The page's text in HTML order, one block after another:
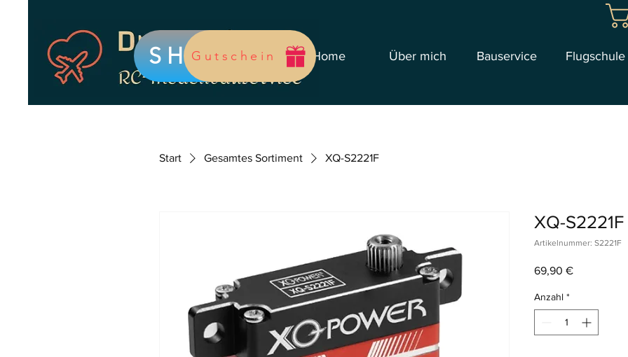
SHOP Home Über mich Bauservice Flugschule
Gutschein
Start Gesamtes Sortiment XQ-S2221F
XQ-S2221F
Artikelnummer: S2221F
69,90 €Preis
Anzahl *